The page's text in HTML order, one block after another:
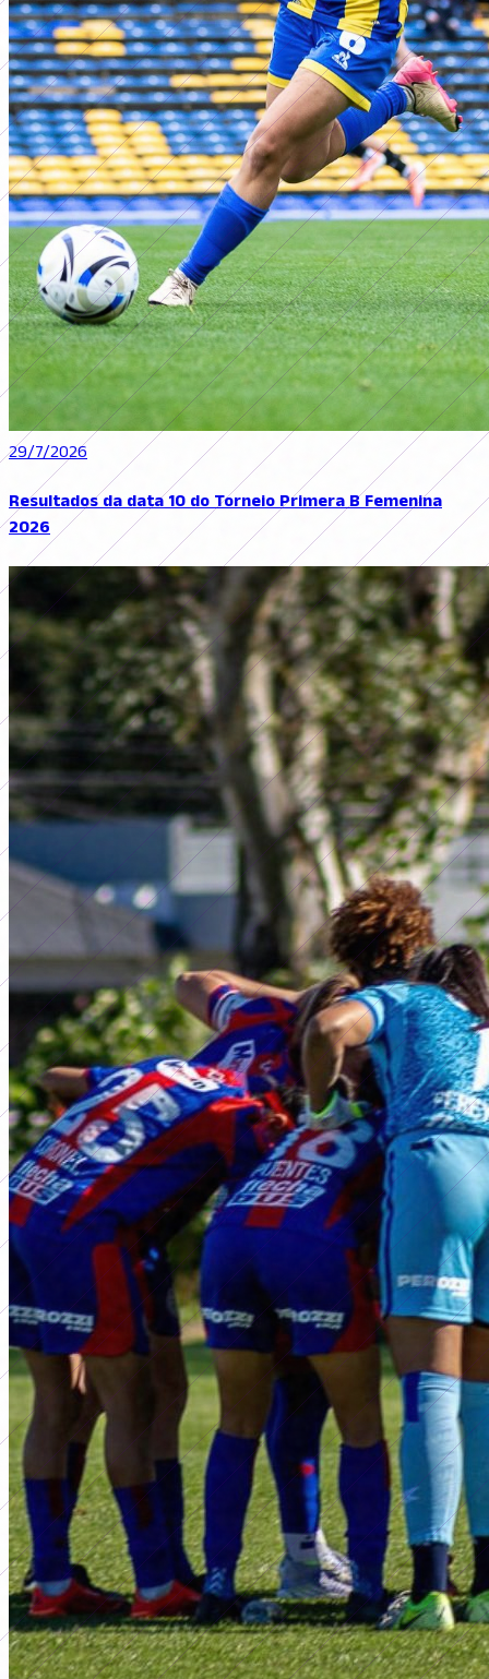
29/7/2026
Resultados da data 10 do Torneio Primera B Femenina
2026